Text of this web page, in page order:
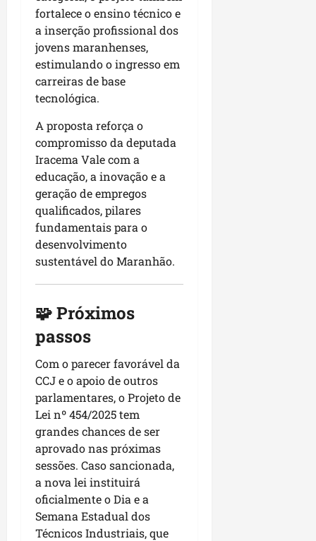
fortalece o ensino técnico e
a inserção profissional dos
jovens maranhenses,
estimulando o ingresso em
carreiras de base
tecnológica.
A proposta reforça o
compromisso da deputada
Iracema Vale com a
educação, a inovação e a
geração de empregos
qualificados, pilares
fundamentais para o
desenvolvimento
sustentável do Maranhão.
🧩 Próximos
passos
Com o parecer favorável da
CCJ e o apoio de outros
parlamentares, o Projeto de
Lei nº 454/2025 tem
grandes chances de ser
aprovado nas próximas
sessões. Caso sancionada,
a nova lei instituirá
oficialmente o Dia e a
Semana Estadual dos
Técnicos Industriais, que